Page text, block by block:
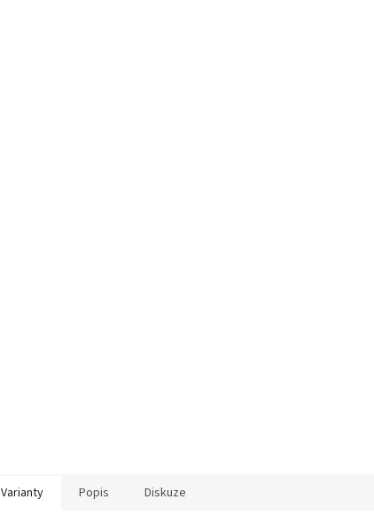
Varianty Popis Diskuze